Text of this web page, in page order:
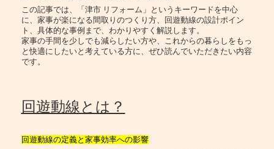
この記事では、「津市 リフォーム」というキーワードを中心
に、家事が楽になる間取りのつくり方、回遊動線の設計ポイン
ト、具体的な事例まで、わかりやすく解説します。
家事の手間を少しでも減らしたい方や、これからの暮らしをもっ
と快適にしたいと考えている方に、ぜひ読んでいただきたい内容
です。
回遊動線とは？
回遊動線の定義と家事効率への影響